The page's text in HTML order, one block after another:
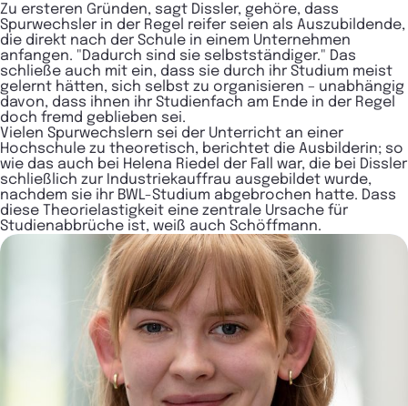
Zu ersteren Gründen, sagt Dissler, gehöre, dass
Spurwechsler in der Regel reifer seien als Auszubildende,
die direkt nach der Schule in einem Unternehmen
anfangen. "Dadurch sind sie selbstständiger." Das
schließe auch mit ein, dass sie durch ihr Studium meist
gelernt hätten, sich selbst zu organisieren – unabhängig
davon, dass ihnen ihr Studienfach am Ende in der Regel
doch fremd geblieben sei.
Vielen Spurwechslern sei der Unterricht an einer
Hochschule zu theoretisch, berichtet die Ausbilderin; so
wie das auch bei Helena Riedel der Fall war, die bei Dissler
schließlich zur Industriekauffrau ausgebildet wurde,
nachdem sie ihr BWL-Studium abgebrochen hatte. Dass
diese Theorielastigkeit eine zentrale Ursache für
Studienabbrüche ist, weiß auch Schöffmann.